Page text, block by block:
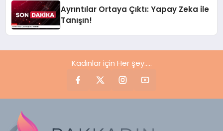
Ayrıntılar Ortaya Çıktı: Yapay Zeka ile
Tanışın!
Kadınlar için Her şey.....